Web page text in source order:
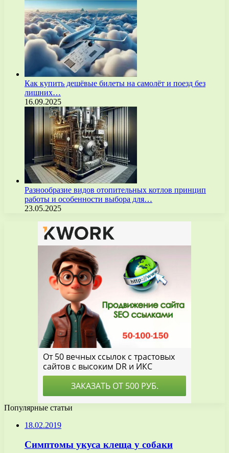
Как купить дешёвые билеты на самолёт и поезд без
лишних…
16.09.2025
Разнообразие видов отопительных котлов принцип
работы и особенности выбора для…
23.05.2025
Популярные статьи
18.02.2019
Симптомы укуса клеща у собаки